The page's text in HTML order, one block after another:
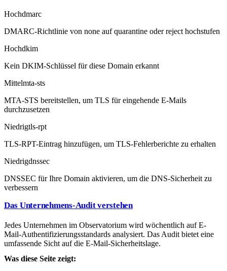
Hochdmarc
DMARC-Richtlinie von none auf quarantine oder reject hochstufen
Hochdkim
Kein DKIM-Schlüssel für diese Domain erkannt
Mittelmta-sts
MTA-STS bereitstellen, um TLS für eingehende E-Mails
durchzusetzen
Niedrigtls-rpt
TLS-RPT-Eintrag hinzufügen, um TLS-Fehlerberichte zu erhalten
Niedrigdnssec
DNSSEC für Ihre Domain aktivieren, um die DNS-Sicherheit zu
verbessern
Das Unternehmens-Audit verstehen
Jedes Unternehmen im Observatorium wird wöchentlich auf E-
Mail-Authentifizierungsstandards analysiert. Das Audit bietet eine
umfassende Sicht auf die E-Mail-Sicherheitslage.
Was diese Seite zeigt: